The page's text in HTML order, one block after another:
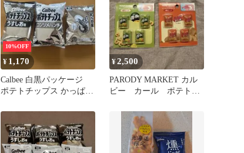
10%OFF
¥ 1,170
Calbee 白黒パッケージ
ポテトチップス かっぱえ
¥2,500
PARODY MARKET カル
ビー カール ポテトチ